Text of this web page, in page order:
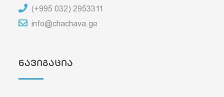
(+995 032) 2953311
info@chachava.ge
ნავიგაცია